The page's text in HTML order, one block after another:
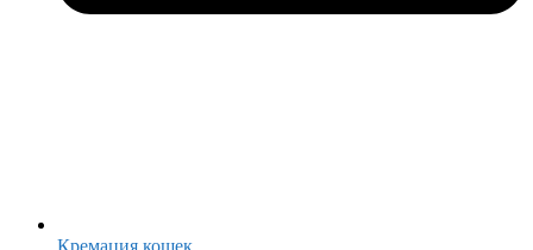
Кремация кошек